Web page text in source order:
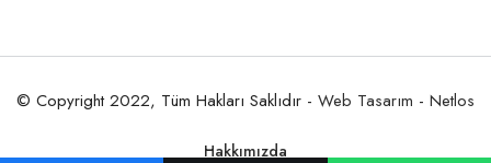
© Copyright 2022, Tüm Hakları Saklıdır - Web Tasarım - Netlos
Hakkımızda